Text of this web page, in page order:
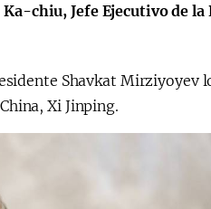
chiu, Jefe Ejecutivo de la
Shavkat Mirziyoyev
Xi Jinping.